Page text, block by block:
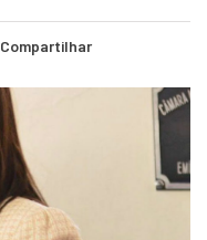
Compartilhar